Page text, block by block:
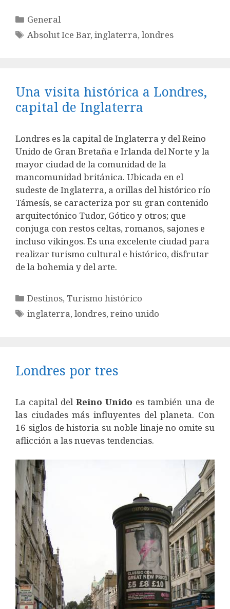
Categorías
General
Etiquetas
Absolut Ice Bar,inglaterra,londres
Una visita histórica a Londres,
capital de Inglaterra
Londres es la capital de Inglaterra y del Reino
Unido de Gran Bretaña e Irlanda del Norte y la
mayor ciudad de la comunidad de la
mancomunidad británica. Ubicada en el
sudeste de Inglaterra, a orillas del histórico río
Támesís, se caracteriza por su gran contenido
arquitectónico Tudor, Gótico y otros; que
conjuga con restos celtas, romanos, sajones e
incluso vikingos. Es una excelente ciudad para
realizar turismo cultural e histórico, disfrutar
de la bohemia y del arte.
Categorías
Destinos, Turismo histórico
Etiquetas
inglaterra,londres,reino unido
Londres por tres
La capital del Reino Unido es también una de
las ciudades más influyentes del planeta. Con
16 siglos de historia su noble linaje no omite su
aflicción a las nuevas tendencias.